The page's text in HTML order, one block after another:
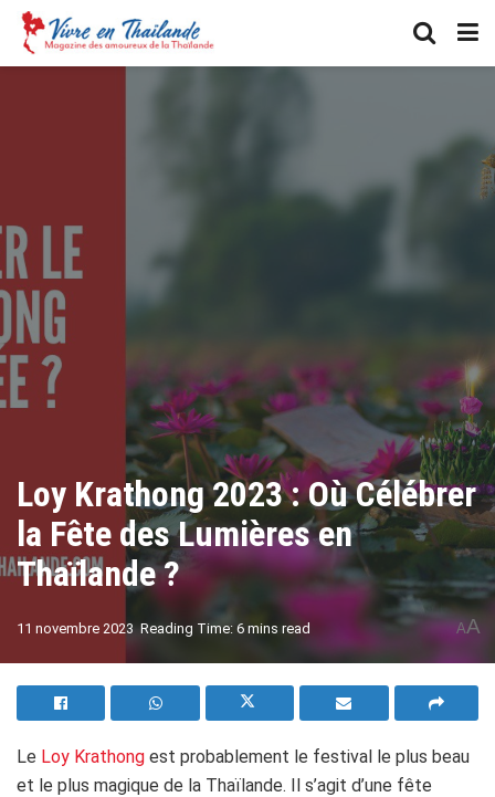
Loy Krathong 2023 : Où Célébrer
la Fête des Lumières en
Thaïlande ?
11 novembre 2023 Reading Time: 6 mins read AA
Le Loy Krathong est probablement le festival le plus beau
et le plus magique de la Thaïlande. Il s’agit d’une fête